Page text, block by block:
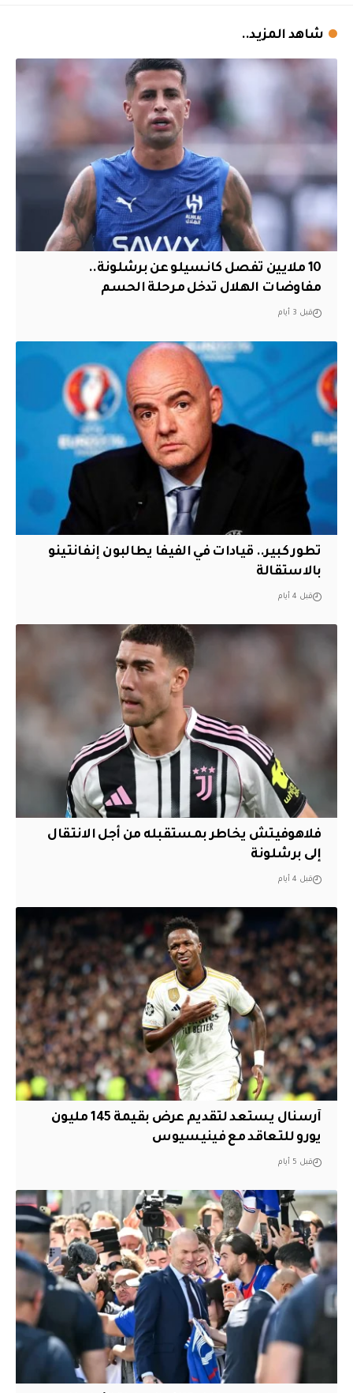
شاهد المزيد..
10 ملايين تفصل كانسيلو عن برشلونة..
مفاوضات الهلال تدخل مرحلة الحسم
قبل 3 أيام
تطور كبير.. قيادات في الفيفا يطالبون إنفانتينو
بالاستقالة
قبل 4 أيام
فلاهوفيتش يخاطر بمستقبله من أجل الانتقال
إلى برشلونة
قبل 4 أيام
آرسنال يستعد لتقديم عرض بقيمة 145 مليون
يورو للتعاقد مع فينيسيوس
قبل 5 أيام